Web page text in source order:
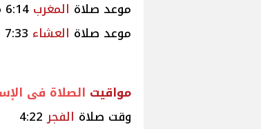
موعد صلاة المغرب
موعد صلاة العشاء
مواقيت الصلاة فى
وقت صلاة الفجر4:22